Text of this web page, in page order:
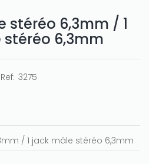
stéréo 6,3mm / 1
6,3mm
Ref: 3275
/ 1 jack mâle stéréo 6,3mm